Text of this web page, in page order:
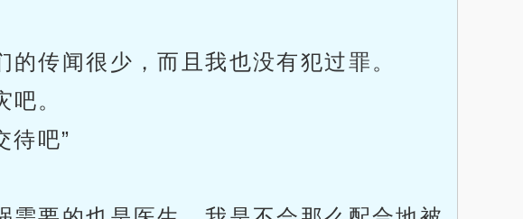
传闻很少，而且我也没有犯过罪。
。
待吧”